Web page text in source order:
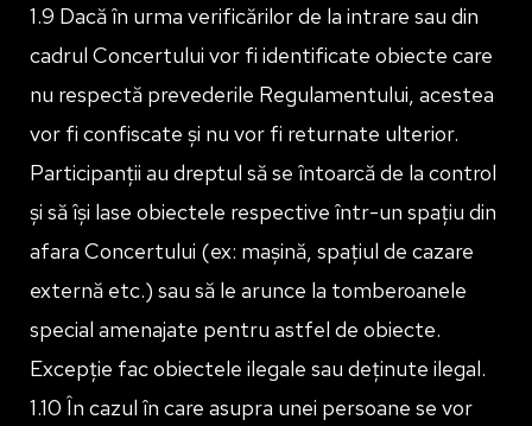
1.9 Dacă în urma verificărilor de la intrare sau din
cadrul Concertului vor fi identificate obiecte care
nu respectă prevederile Regulamentului, acestea
vor fi confiscate și nu vor fi returnate ulterior.
Participanții au dreptul să se întoarcă de la control
și să își lase obiectele respective într-un spațiu din
afara Concertului (ex: mașină, spațiul de cazare
externă etc.) sau să le arunce la tomberoanele
special amenajate pentru astfel de obiecte.
Excepție fac obiectele ilegale sau deținute ilegal.
1.10 În cazul în care asupra unei persoane se vor